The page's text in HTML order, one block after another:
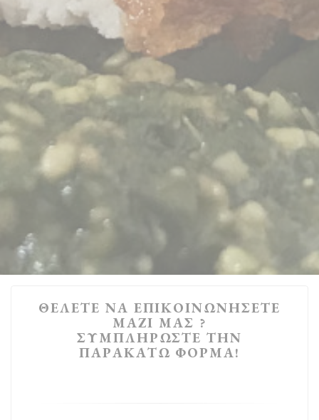
ΘΈΛΕΤΕ ΝΑ ΕΠΙΚΟΙΝΩΝΉΣΕΤΕ
ΜΑΖΊ ΜΑΣ ?
ΣΥΜΠΛΗΡΏΣΤΕ ΤΗΝ
ΠΑΡΑΚΆΤΩ ΦΌΡΜΑ!